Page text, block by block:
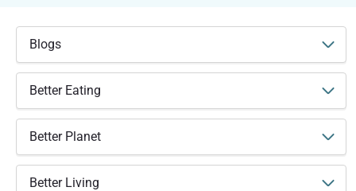
Blogs
Better Eating
Better Planet
Better Living